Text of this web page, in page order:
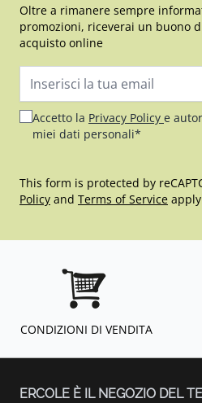
Oltre a rimanere sempre
promozioni, riceverai un buono
acquisto online
Accetto la Privacy Policy e
miei dati personali*
This form is protected by
Policy and Terms of Service
CONDIZIONI DI VENDITA
ERCOLE È IL NEGOZIO DEL